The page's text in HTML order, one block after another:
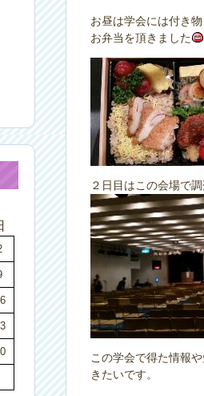
お昼は学会には付き物
お弁当を頂きました
２日目はこの会場で
この学会で得た情報
きたいです。